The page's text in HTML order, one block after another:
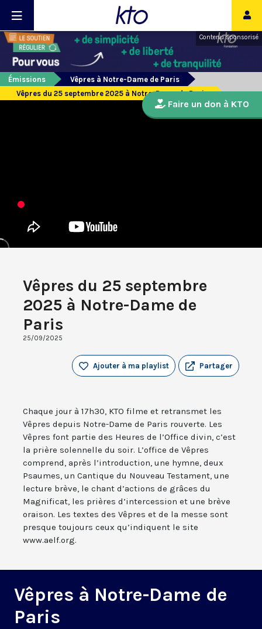
Contenu sponsorisé
Émissions
Vêpres à Notre-Dame de Paris
Vêpres du 25 septembre 2025 à Notre-Dame de Paris
Vêpres du 25 septembre
2025 à Notre-Dame de
Paris
25/09/2025
Partager
Ajouter à ma playlist
Chaque jour à 17h30, KTO filme et retransmet les
Vêpres depuis Notre-Dame de Paris rouverte. Les
Vêpres font partie des Heures de l’Office divin, c’est
la prière solennelle du soir. L’office de Vêpres
comprend, après l’introduction, une hymne, deux
Psaumes, un Cantique du Nouveau Testament, une
lecture brève, le chant d’actions de grâces du
Magnificat, les prières d’intercession et une brève
oraison. Les textes des Vêpres et de la messe sont
presque toujours ceux qu’indiquent le site
www.aelf.org.
Vêpres à Notre-Dame de
Paris
Faire un don à KTO